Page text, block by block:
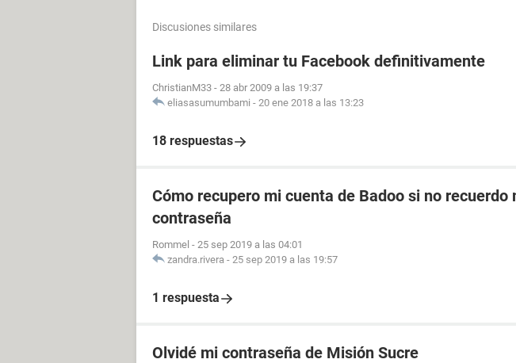
Discusiones similares
Link para eliminar tu Facebook definitivamente
ChristianM33 - 28 abr 2009 a las 19:37
eliasasumumbami - 20 ene 2018 a las 13:23
18 respuestas
Cómo recupero mi cuenta de Badoo si no recuerdo
contraseña
Rommel - 25 sep 2019 a las 04:01
zandra.rivera - 25 sep 2019 a las 19:57
1 respuesta
Olvidé mi contraseña de Misión Sucre